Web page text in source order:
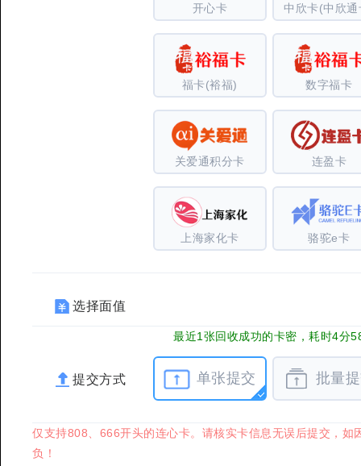
开心卡 中欣卡(中欣通
福卡(裕福) 数字福卡
关爱通积分卡 连盈卡
上海家化卡 骆驼e卡
选择面值
最近1张回收成功的卡密，耗时4分
提交方式 单张提交 批量
仅支持808、666开头的连心卡。请核实卡信息无误后提交，
负！